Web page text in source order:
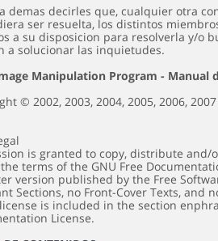
demas decirles que, cualquier otra
ser resuelta, los distintos
a su disposicion para resolverla y/o
a solucionar las inquietudes.
Manipulation Program - Manual
© 2002, 2003, 2004, 2005, 2006,
is granted to copy, distribute
terms of the GNU Free
version published by the Free
Sections, no Front-Cover Texts, and
is included in the section
License.